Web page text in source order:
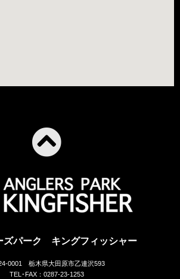
ズパーク キングフィッシャー
0001 栃木県大田原市乙連沢593
TEL･FAX：0287-23-1253